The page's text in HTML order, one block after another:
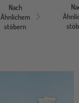
Nach
Ähnlichem
stöbern